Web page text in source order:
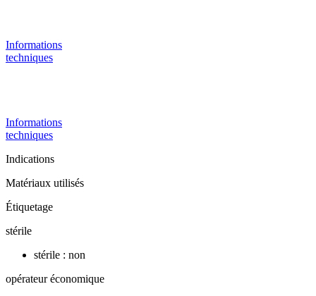
Informations
techniques
Informations
techniques
Indications
Matériaux utilisés
Étiquetage
stérile
stérile : non
opérateur économique